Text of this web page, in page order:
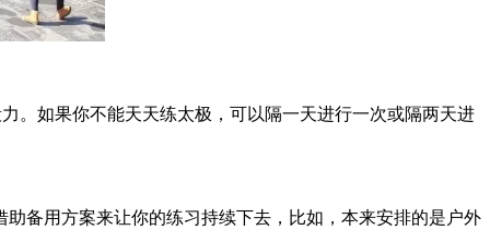
如果你不能天天练太极，可以隔一天进行一次或隔两天进
备用方案来让你的练习持续下去，比如，本来安排的是户外